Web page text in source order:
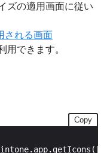
ズの適用画面に従い
される画面
用できます。
Copy